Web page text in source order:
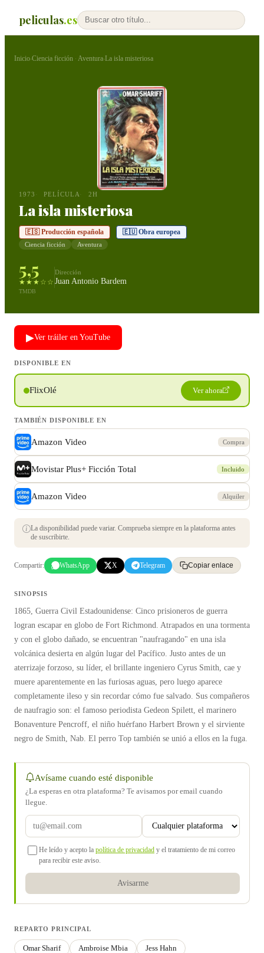
peliculas.es
Inicio›Ciencia ficción · Aventura›La isla misteriosa
1973 PELÍCULA 2H
La isla misteriosa
🇪🇸 Producción española 🇪🇺 Obra europea
Ciencia ficción Aventura
5,5
★★★☆☆
TMDB
Dirección
Juan Antonio Bardem
▶Ver tráiler en YouTube
DISPONIBLE EN
FlixOlé Ver ahora
TAMBIÉN DISPONIBLE EN
Amazon Video Compra
Movistar Plus+ Ficción Total Incluido
Amazon Video Alquiler
La disponibilidad puede variar. Comprueba siempre en la plataforma antes
de suscribirte.
Compartir: WhatsApp X Telegram Copiar enlace
SINOPSIS
1865, Guerra Civil Estadounidense: Cinco prisioneros de guerra
logran escapar en globo de Fort Richmond. Atrapados en una tormenta
y con el globo dañado, se encuentran "naufragando" en una isla
volcánica desierta en algún lugar del Pacífico. Justo antes de un
aterrizaje forzoso, su líder, el brillante ingeniero Cyrus Smith, cae y
muere aparentemente en las furiosas aguas, pero luego aparece
completamente ileso y sin recordar cómo fue salvado. Sus compañeros
de naufragio son: el famoso periodista Gedeon Spilett, el marinero
Bonaventure Pencroff, el niño huérfano Harbert Brown y el sirviente
negro de Smith, Nab. El perro Top también se unió a ellos en la fuga.
Avísame cuando esté disponible
¿La esperas en otra plataforma? Te avisamos por email cuando
llegue.
He leído y acepto la política de privacidad y el tratamiento de mi correo
para recibir este aviso.
Avisarme
REPARTO PRINCIPAL
Omar Sharif Ambroise Mbia
Jess Hahn